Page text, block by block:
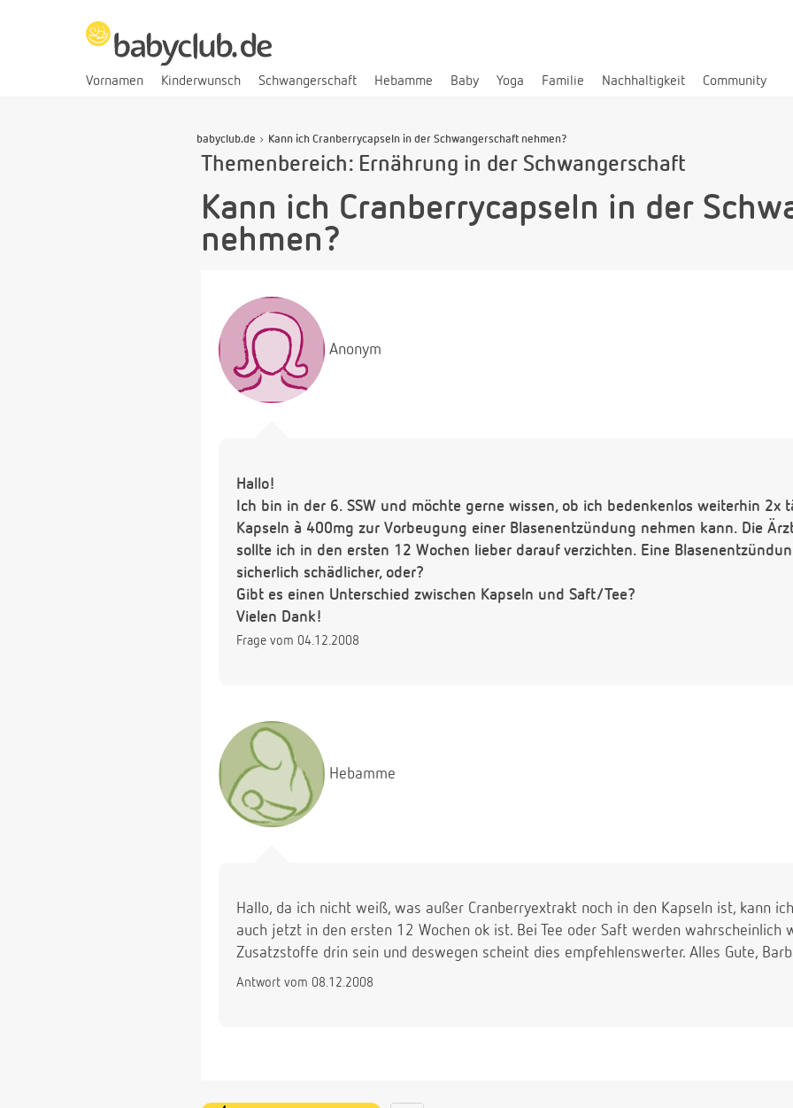
Vornamen Kinderwunsch Schwangerschaft Hebamme Baby Yoga Familie Nachhaltigkeit Community
babyclub.de Kann ich Cranberrycapseln in der Schwangerschaft nehmen?
Themenbereich: Ernährung in der Schwangerschaft
Kann ich Cranberrycapseln in der
nehmen?
Anonym
Hallo!
Ich bin in der 6. SSW und möchte gerne wissen, ob ich bedenkenlos weiterhin 2x
Kapseln à 400mg zur Vorbeugung einer Blasenentzündung nehmen kann. Die
sollte ich in den ersten 12 Wochen lieber darauf verzichten. Eine
sicherlich schädlicher, oder?
Gibt es einen Unterschied zwischen Kapseln und Saft/Tee?
Vielen Dank!
Frage vom 04.12.2008
Hebamme
Hallo, da ich nicht weiß, was außer Cranberryextrakt noch in den Kapseln ist, kann
auch jetzt in den ersten 12 Wochen ok ist. Bei Tee oder Saft werden wahrscheinlich
Zusatzstoffe drin sein und deswegen scheint dies empfehlenswerter. Alles Gute,
Antwort vom 08.12.2008